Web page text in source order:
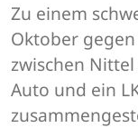
Zu einem
Oktober
zwischen
Auto und ein